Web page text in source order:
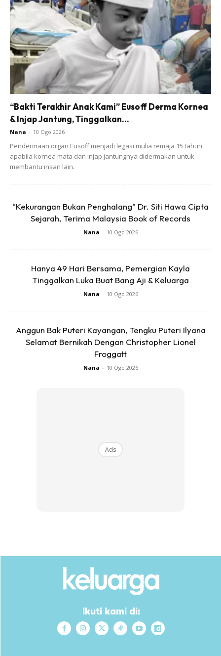
satu alat ujian kehamilan turut berada di atas meja dan
mencetuskan spekulasi bahawa ibu kepada dua orang
cahaya mata itu sudahpun hamil.
Menerusi video tersebut, kelihatan anak kepada Intan dari
perkahwinannya yang terdahulu menghulurkan satu bekas
kepada suaminya dan ada kejutan di dalamnya.
“Bakti Terakhir Anak Kami” Eusoff Derma Kornea
& Injap Jantung, Tinggalkan...
Nana - 10 Ogo 2026
Pendermaan organ Eusoff menjadi legasi mulia remaja 15 tahun
apabila kornea mata dan injap jantungnya didermakan untuk
membantu insan lain.
“Kekurangan Bukan Penghalang” Dr. Siti Hawa Cipta
Sejarah, Terima Malaysia Book of Records
Nana - 10 Ogo 2026
Hanya 49 Hari Bersama, Pemergian Kayla
Tinggalkan Luka Buat Bang Aji & Keluarga
Nana - 10 Ogo 2026
Anggun Bak Puteri Kayangan, Tengku Puteri Ilyana
Selamat Bernikah Dengan Christopher Lionel
Froggatt
Nana - 10 Ogo 2026
Ads
Ikuti kami di: